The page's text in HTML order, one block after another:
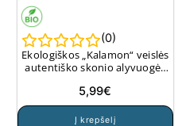
(0)
Ekologiškos „Kalamon“ veislės
autentiško skonio alyvuogės
5,99€
Į krepšelį